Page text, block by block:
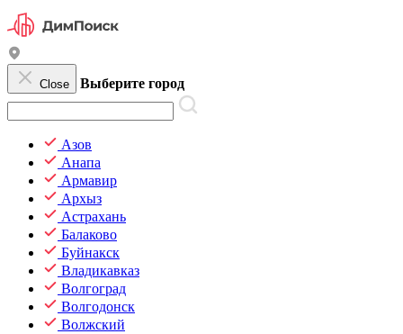
Close Выберите город
Азов
Анапа
Армавир
Архыз
Астрахань
Балаково
Буйнакск
Владикавказ
Волгоград
Волгодонск
Волжский